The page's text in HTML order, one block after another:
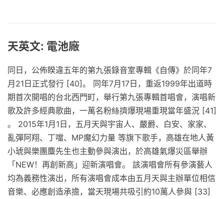
天英文: 電池廠
同日，公佈睽違五年的第九張錄音室專輯《自傳》於同年7
月21日正式發行 [40]。 同年7月17日，重返1999年出道時
期首次開唱的台北西門町，舉行第九張專輯首唱會，演唱新
歌及許多經典歌曲，一萬名粉絲擠爆現場重現當年盛況 [41]
。 2015年1月1日，五月天與宇宙人、嚴爵、白安、家家、
亂彈阿翔、丁噹、MP魔幻力量 等旗下歌手，高雄在地人黃
小琥與樂團麋先生也主動參與演出，於高雄氣爆災區舉辦
「NEW！再創新高」迎新演唱會。 該演唱會所有參演藝人
均為義務性演出，所有演唱會成本由五月天與主辦單位相信
音樂、必應創造承擔，當天現場共吸引約10萬人參與 [33]